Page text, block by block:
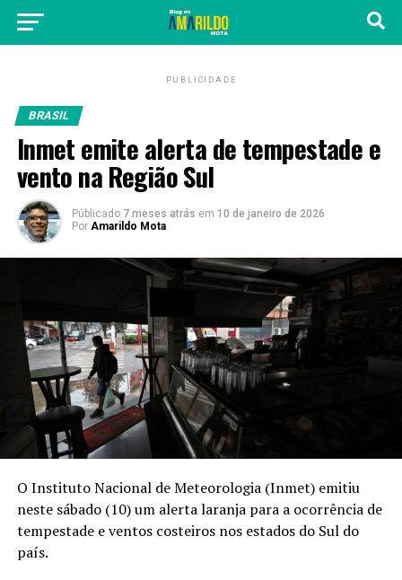
PUBLICIDADE
BRASIL
Inmet emite alerta de tempestade e
vento na Região Sul
Públicado 7 meses atrás em 10 de janeiro de 2026
Por Amarildo Mota
O Instituto Nacional de Meteorologia (Inmet) emitiu
neste sábado (10) um alerta laranja para a ocorrência de
tempestade e ventos costeiros nos estados do Sul do
país.